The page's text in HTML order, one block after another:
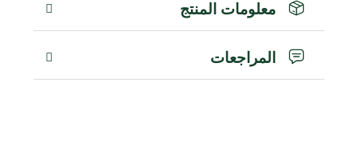
معلومات المنتج
المراجعات